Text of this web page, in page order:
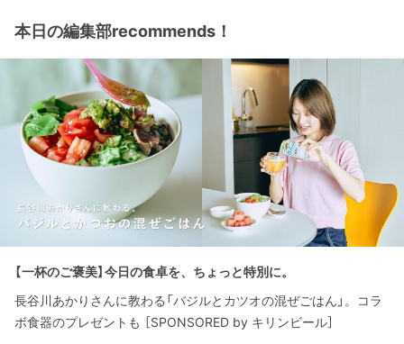
本日の編集部recommends！
【一杯のご褒美】今日の食卓を、ちょっと特別に。
長谷川あかりさんに教わる「バジルとカツオの混ぜごはん」。コラ
ボ食器のプレゼントも ［SPONSORED by キリンビール］